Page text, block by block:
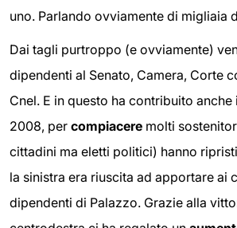
uno. Parlando ovviamente di migliaia
Dai tagli purtroppo (e ovviamente)
dipendenti al Senato, Camera, Corte
Cnel. E in questo ha contribuito anche
2008, per compiacere molti
cittadini ma eletti politici) hanno
la sinistra era riuscita ad apportare ai
dipendenti di Palazzo. Grazie alla